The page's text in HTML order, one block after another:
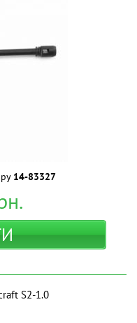
14-83327
S2-1.0